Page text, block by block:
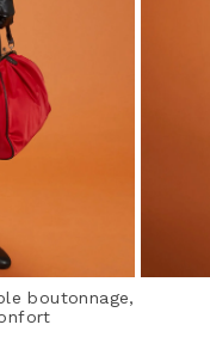
boutonnage,